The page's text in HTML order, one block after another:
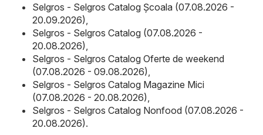
Selgros - Selgros Catalog Şcoala (07.08.2026 -
20.09.2026)
Selgros - Selgros Catalog (07.08.2026 -
20.08.2026)
Selgros - Selgros Catalog Oferte de weekend
(07.08.2026 - 09.08.2026)
Selgros - Selgros Catalog Magazine Mici
(07.08.2026 - 20.08.2026)
Selgros - Selgros Catalog Nonfood (07.08.2026 -
20.08.2026).